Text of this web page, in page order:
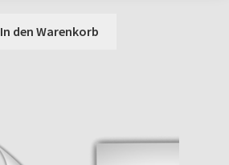
In den Warenkorb